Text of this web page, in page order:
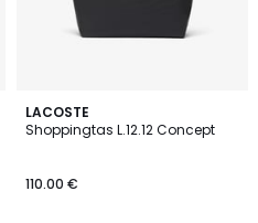
LACOSTE
Shoppingtas L.12.12 Concept
110.00 €